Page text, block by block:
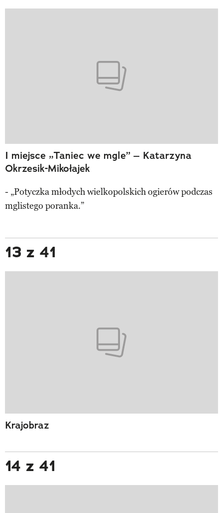
I miejsce „Taniec we mgle” – Katarzyna
Okrzesik-Mikołajek
- „Potyczka młodych wielkopolskich ogierów podczas
mglistego poranka.”
13 z 41
Krajobraz
14 z 41